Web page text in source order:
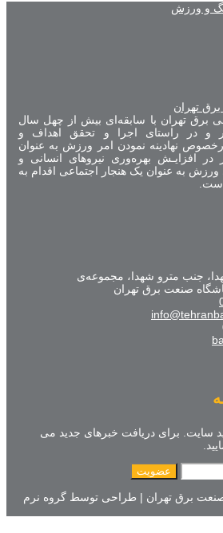
و ورزش
تهران با سابقه‌ای بیش از چهل سال
در راستای اجرا و تحقق اهداف و
نهادینه نمودن امر ورزش به عنوان
افزایـش بهره‌وری نیروهای انسانی و
به عنوان یک هنجار اجتماعی اقدام به
جنب مترو شهدا، مجموعه‌ی
صنعت برق تهران
سایت. برای دریافت خبرهای جدید می
صنعت برق تهران | طراحی توسط گروه نرم